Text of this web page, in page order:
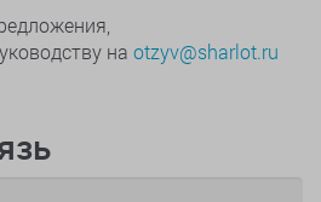
на otzyv@sharlot.ru